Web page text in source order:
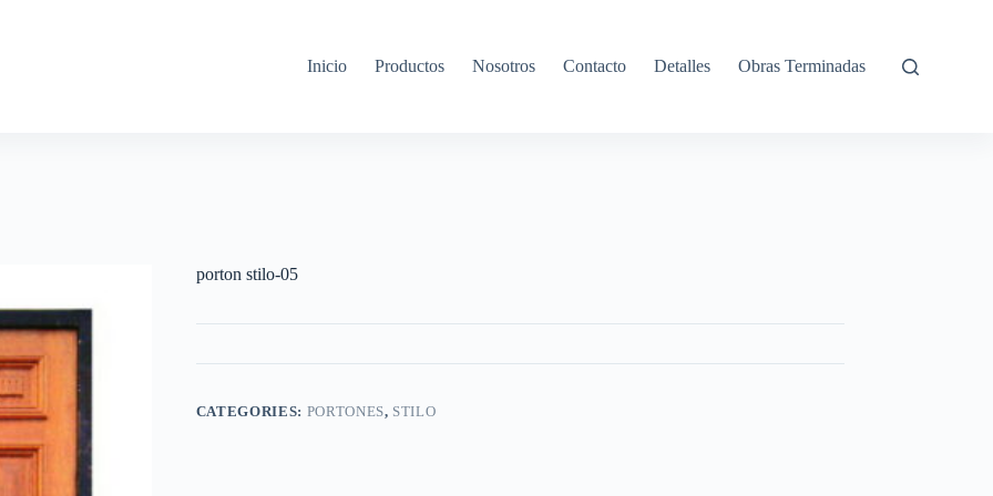
Inicio Productos Nosotros Contacto Detalles Obras Terminadas
porton stilo-05
CATEGORIES: PORTONES, STILO